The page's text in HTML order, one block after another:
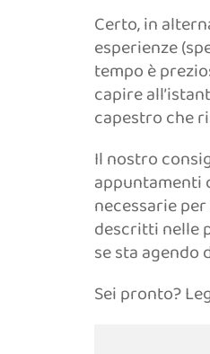
Certo, in
esperienze
tempo è
capire
capestro che
Il nostro
appuntamenti
necessarie
descritti nelle
se sta
Sei pronto?